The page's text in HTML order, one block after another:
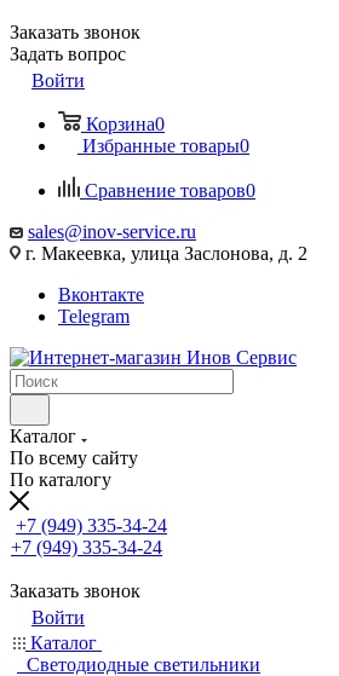
Заказать звонок
Задать вопрос
Войти
Корзина0
Избранные товары0
Сравнение товаров0
sales@inov-service.ru
г. Макеевка, улица Заслонова, д. 2
Вконтакте
Telegram
Каталог
По всему сайту
По каталогу
+7 (949) 335-34-24
+7 (949) 335-34-24
Заказать звонок
Войти
Каталог
Светодиодные светильники